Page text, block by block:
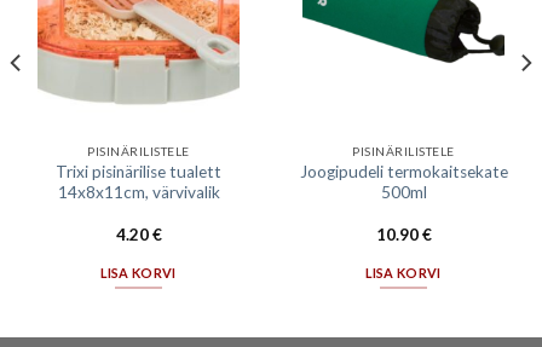
PISINÄRILISTELE
Trixi pisinärilise tualett
14x8x11cm, värvivalik
4.20€
LISA KORVI
PISINÄRILISTELE
Joogipudeli termokaitsekate
500ml
10.90€
LISA KORVI